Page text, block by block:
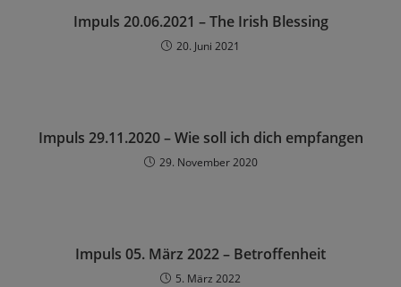
Impuls 20.06.2021 – The Irish Blessing
20. Juni 2021
Impuls 29.11.2020 – Wie soll ich dich empfangen
29. November 2020
Impuls 05. März 2022 – Betroffenheit
5. März 2022